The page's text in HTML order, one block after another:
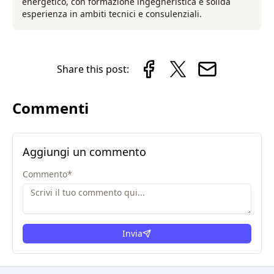
esperienza in ambiti tecnici e consulenziali.
Share this post:
Commenti
Aggiungi un commento
Commento*
Invia